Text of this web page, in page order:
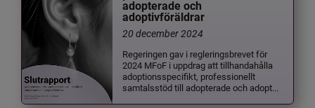
adopterade och
adoptivföräldrar
20 december 2024
Regeringen gav i regleringsbrevet för
2024 MFoF i uppdrag att tillhandahålla
adoptionsspecifikt, professionellt
samtalsstöd till adopterade och adopt...